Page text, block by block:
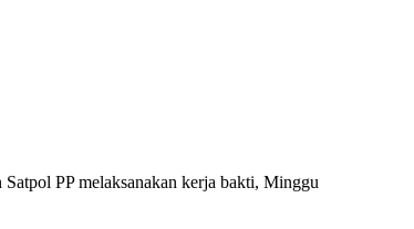
PP melaksanakan kerja bakti, Minggu